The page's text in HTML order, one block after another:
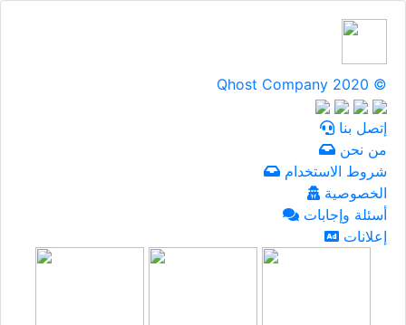
Qhost Company 2020 ©
إتصل بنا
من نحن
شروط الاستخدام
الخصوصية
أسئلة وإجابات
إعلانات